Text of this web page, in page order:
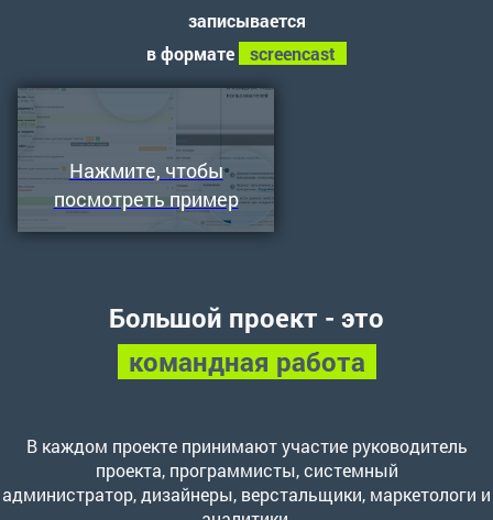
записывается
в формате
screencast
Нажмите, чтобы
посмотреть пример
Большой проект - это
командная работа
В каждом проекте принимают участие руководитель
проекта, программисты, системный
администратор, дизайнеры, верстальщики, маркетологи и